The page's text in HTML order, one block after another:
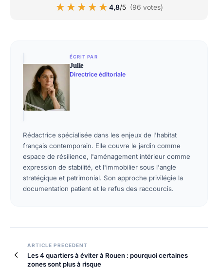
★★★★★
★★★★★ 4,8/5 (96 votes)
ÉCRIT PAR
Julie
Directrice éditoriale
Rédactrice spécialisée dans les enjeux de l'habitat
français contemporain. Elle couvre le jardin comme
espace de résilience, l'aménagement intérieur comme
expression de stabilité, et l'immobilier sous l'angle
stratégique et patrimonial. Son approche privilégie la
documentation patient et le refus des raccourcis.
ARTICLE PRECEDENT
Les 4 quartiers à éviter à Rouen : pourquoi certaines
zones sont plus à risque